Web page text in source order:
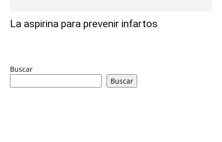
La aspirina para prevenir infartos
Buscar
Buscar